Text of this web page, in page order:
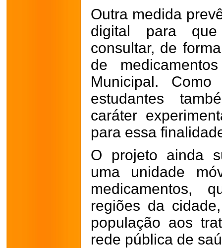
Outra medida
digital para
consultar, de
de
Municipal.
estudantes
caráter
para essa
O projeto ainda
uma unidade
medicamentos,
regiões da
população aos
rede pública de